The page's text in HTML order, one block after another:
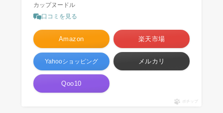
カップヌードル
口コミを見る
Amazon 楽天市場
Yahooショッピング メルカリ
Qoo10
ポチップ